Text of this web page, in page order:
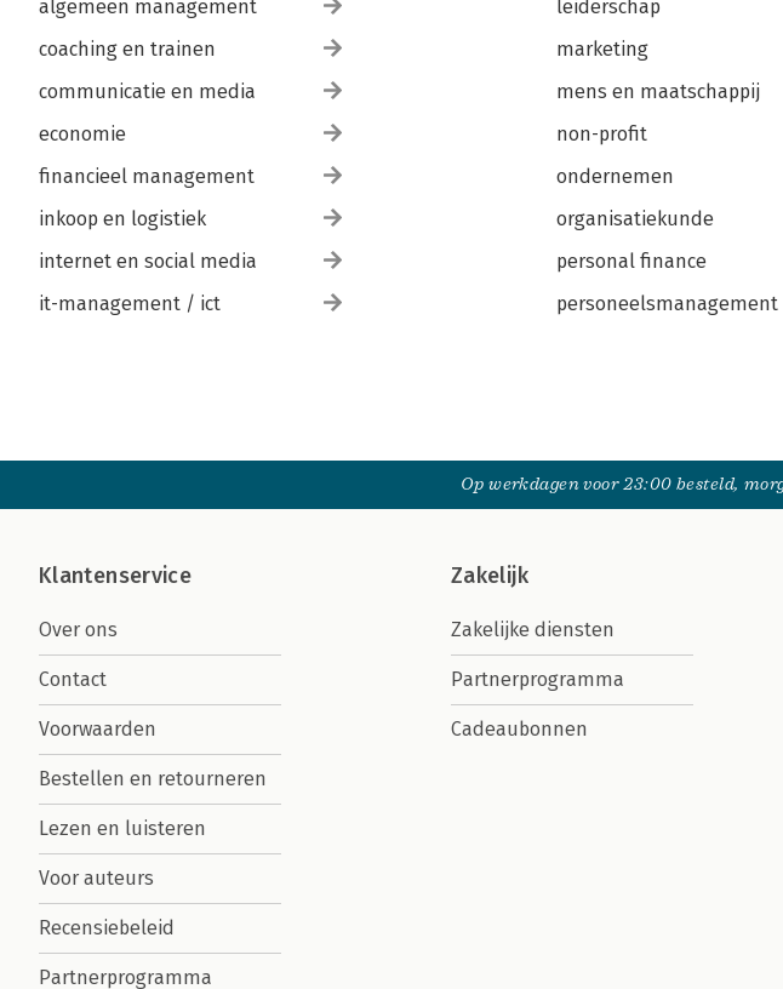
algemeen management
coaching en trainen
communicatie en media
economie
financieel management
inkoop en logistiek
internet en social media
it-management / ict
leiderschap
marketing
mens en maatschappij
non-profit
ondernemen
organisatiekunde
personal finance
personeelsmanagement
Op werkdagen voor 23:00 besteld,
Klantenservice
Over ons
Contact
Voorwaarden
Bestellen en retourneren
Lezen en luisteren
Voor auteurs
Recensiebeleid
Partnerprogramma
Zakelijk
Zakelijke diensten
Partnerprogramma
Cadeaubonnen